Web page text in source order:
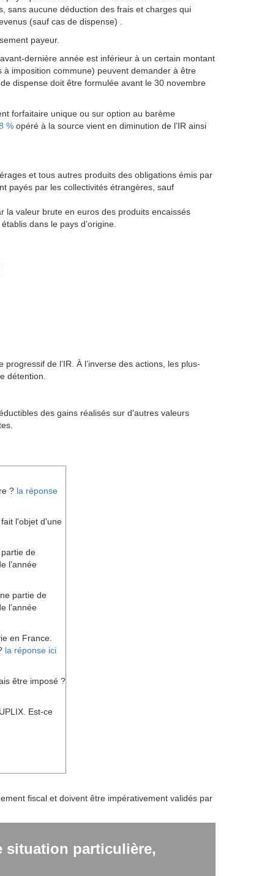
sans aucune déduction des frais et charges qui
(sauf cas de dispense) .
payeur.
dernière année est inférieur à un certain montant
imposition commune) peuvent demander à être
dispense doit être formulée avant le 30 novembre
forfaitaire unique ou sur option au barème
% opéré à la source vient en diminution de l’IR ainsi
et tous autres produits des obligations émis par
payés par les collectivités étrangères, sauf
la valeur brute en euros des produits encaissés
dans le pays d’origine.
de l’IR. À l’inverse des actions, les plus-
détention.
des gains réalisés sur d'autres valeurs
? la réponse
l'objet d'une
de
l’année
partie de
l’année
en France.
la réponse ici
être imposé ?
Est-ce
fiscal et doivent être impérativement validés par
situation particulière,